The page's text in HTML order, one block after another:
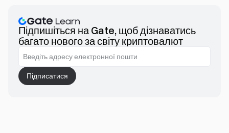
Підпишіться на Gate, щоб дізнаватись
багато нового за світу криптовалют
Підписатися